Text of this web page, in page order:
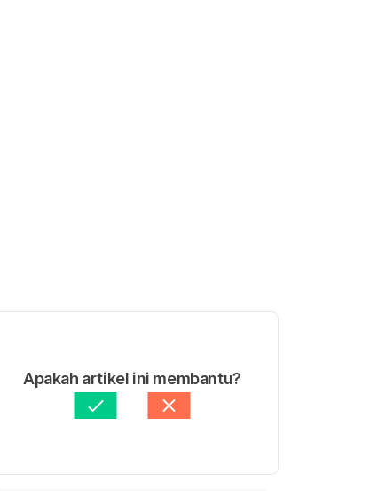
Apakah artikel ini membantu?